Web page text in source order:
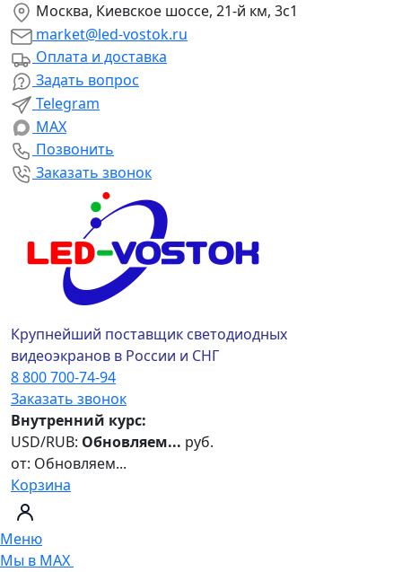
Москва, Киевское шоссе, 21-й км, 3с1
market@led-vostok.ru
Оплата и доставка
Задать вопрос
Telegram
MAX
Позвонить
Заказать звонок
Крупнейший поставщик светодиодных
видеоэкранов в России и СНГ
8 800 700-74-94
Заказать звонок
Внутренний курс:
USD/RUB: Обновляем... руб.
от: Обновляем...
Корзина
Меню
Мы в MAX